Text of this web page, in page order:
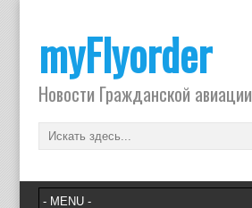
myFlyorder
Новости Гражданской авиации